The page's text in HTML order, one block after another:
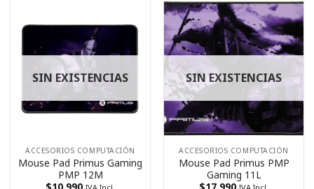
SIN EXISTENCIAS
ACCESORIOS COMPUTACIÓN
Mouse Pad Primus Gaming
PMP 12M
SIN EXISTENCIAS
ACCESORIOS COMPUTACIÓN
Mouse Pad Primus PMP
Gaming 11L